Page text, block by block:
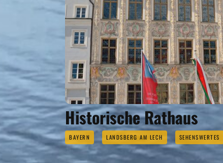
Historische Rathaus
BAYERN LANDSBERG AM LECH SEHENSWERTES